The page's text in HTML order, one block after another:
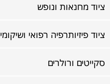
ציוד מחנאות ונופש
ציוד פיזיותרפיה רפואי ושיקומי
סקייטים ורולרים